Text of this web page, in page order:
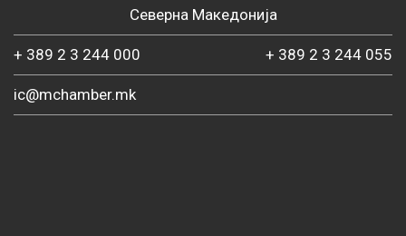
Северна Македонија
+ 389 2 3 244 000 + 389 2 3 244 055
ic@mchamber.mk